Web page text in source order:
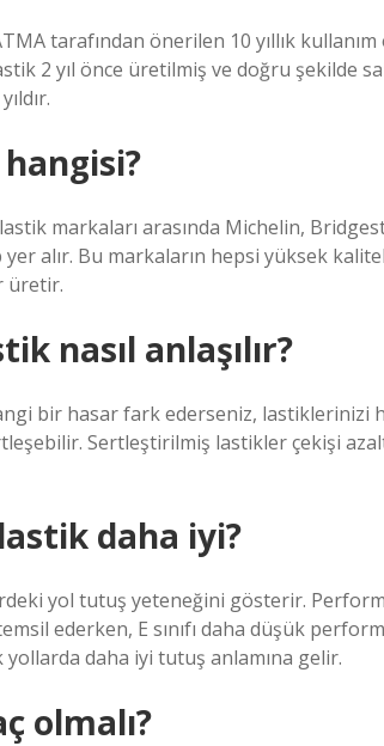
tarafından önerilen 10 yıllık
2 yıl önce üretilmiş ve doğru şekilde
markaları arasında Michelin,
alır. Bu markaların hepsi yüksek
üretir.
nasıl anlaşılır?
bir hasar fark ederseniz, lastiklerinizi
Sertleştirilmiş lastikler çekişi
daha iyi?
yol tutuş yeteneğini gösterir.
ederken, E sınıfı daha düşük
yollarda daha iyi tutuş anlamına gelir.
olmalı?